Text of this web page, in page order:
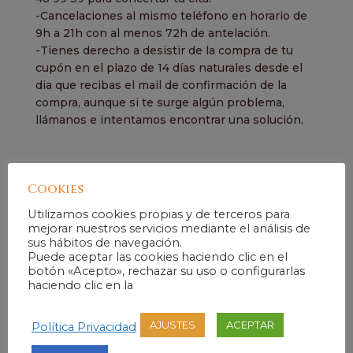
-Cancelaciones al mismo teléfono en horario de
9h a 21h con al menos 72h de antelación.
-Tienes derecho a desistir de la compra de tu
cupón en el plazo de 14 días naturales desde el
dia que recibas el mail de confirmación de la
compra, aunque si te surge algún problema,
llámanos e intentamos encontrar una solución.
Productos
relacionados
¡Oferta!
Cookies
Utilizamos cookies propias y de terceros para
mejorar nuestros servicios mediante el análisis de
sus hábitos de navegación.
Puede aceptar las cookies haciendo clic en el
botón «Acepto», rechazar su uso o configurarlas
haciendo clic en la
Política Privacidad AJUSTES ACEPTAR